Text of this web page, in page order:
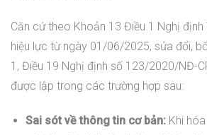
Căn cứ theo Khoản 13 Điều 1 Nghị
hiệu lực từ ngày 01/06/2025, sửa đổi,
1, Điều 19 Nghị định số 123/2020/NĐ-
được lập trong các trường hợp sau:
Sai sót về thông tin cơ bản:Khi